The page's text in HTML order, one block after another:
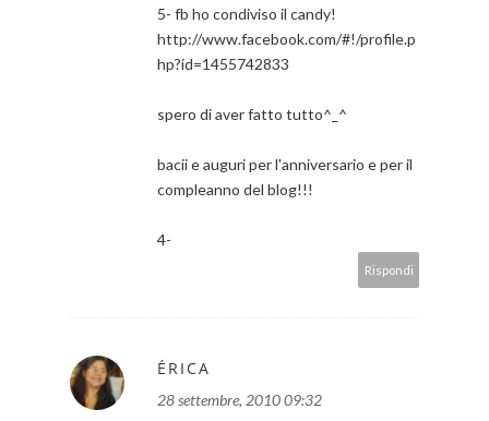
5- fb ho condiviso il candy!
http://www.facebook.com/#!/profile.p
hp?id=1455742833
spero di aver fatto tutto^_^
bacii e auguri per l'anniversario e per il
compleanno del blog!!!
4-
Rispondi
ÉRICA
28 settembre, 2010 09:32